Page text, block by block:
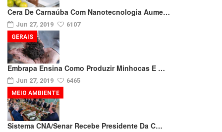
Cera De Carnaúba Com Nanotecnologia Aume…
Jun 27, 2019 6107
Embrapa Ensina Como Produzir Minhocas E …
Jun 27, 2019 6465
GERAIS
Sistema CNA/Senar Recebe Presidente Da C…
MEIO AMBIENTE